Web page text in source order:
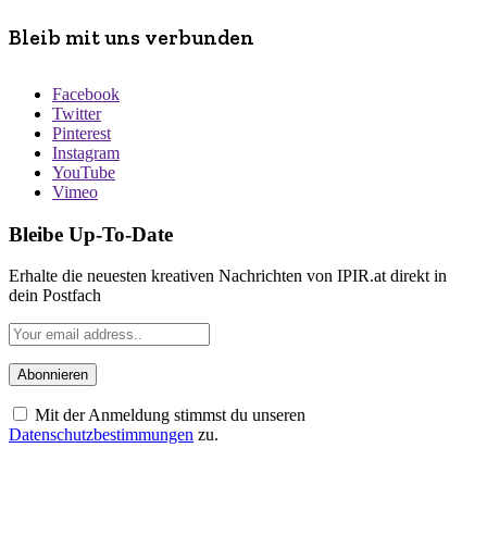
Bleib mit uns verbunden
Facebook
Twitter
Pinterest
Instagram
YouTube
Vimeo
Bleibe Up-To-Date
Erhalte die neuesten kreativen Nachrichten von IPIR.at direkt in
dein Postfach
Mit der Anmeldung stimmst du unseren
Datenschutzbestimmungen zu.